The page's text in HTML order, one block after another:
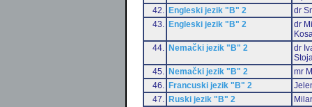
42.
Engleski jezik "B" 2
dr
43.
Engleski jezik "B" 2
dr
44.
Nemački jezik "B" 2
dr
45.
Nemački jezik "B" 2
mr
46.
Francuski jezik "B" 2
47.
Ruski jezik "B" 2